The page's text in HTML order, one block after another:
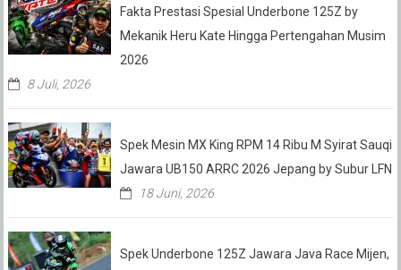
Fakta Prestasi Spesial Underbone 125Z by
Mekanik Heru Kate Hingga Pertengahan Musim
2026
8 Juli, 2026
Spek Mesin MX King RPM 14 Ribu M Syirat Sauqi
Jawara UB150 ARRC 2026 Jepang by Subur LFN
18 Juni, 2026
Spek Underbone 125Z Jawara Java Race Mijen,